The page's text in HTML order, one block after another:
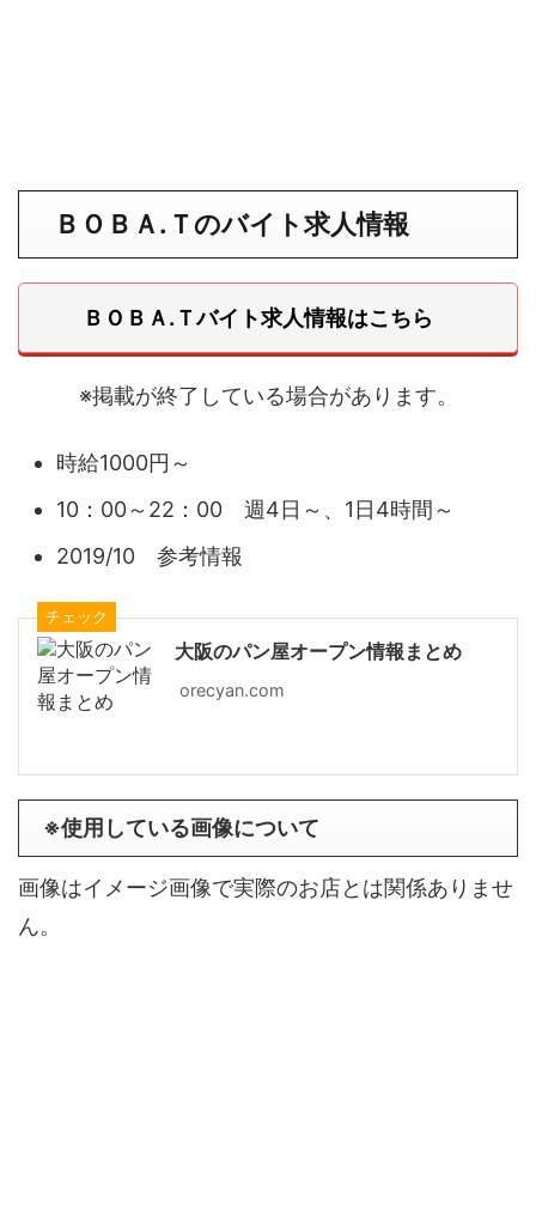
ＢＯＢＡ.Ｔのバイト求人情報
ＢＯＢＡ.Ｔバイト求人情報はこちら
※掲載が終了している場合があります。
時給1000円～
10：00～22：00 週4日～、1日4時間～
2019/10 参考情報
チェック
大阪のパン屋オープン情報まとめ
orecyan.com
※使用している画像について
画像はイメージ画像で実際のお店とは関係ありませ
ん。